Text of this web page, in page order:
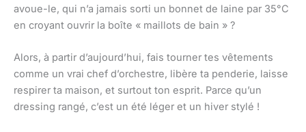
avoue-le, qui n’a jamais sorti un bonnet de laine par 35°C
en croyant ouvrir la boîte « maillots de bain » ?
Alors, à partir d’aujourd’hui, fais tourner tes vêtements
comme un vrai chef d’orchestre, libère ta penderie, laisse
respirer ta maison, et surtout ton esprit. Parce qu’un
dressing rangé, c’est un été léger et un hiver stylé !